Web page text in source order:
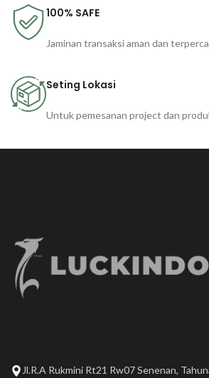
100% SAFE
Jaminan transaksi aman dan
Seting Lokasi
Untuk pemesanan project dan
Jl.R.A Rukmini Rt21 Rw07 Senenan,